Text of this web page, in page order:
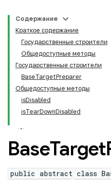
Содержание
Краткое содержание
Государственные строители
Общедоступные методы
Государственные строители
BaseTargetPreparer
Общедоступные методы
isDisabled
isTearDownDisabled
BaseTarget
public abstract class